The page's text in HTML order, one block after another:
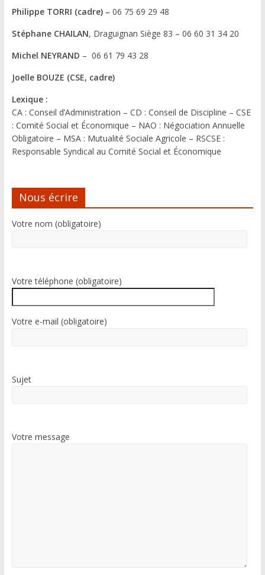
Philippe TORRI (cadre) – 06 75 69 29 48
Stéphane CHAILAN, Draguignan Siège 83 – 06 60 31 34 20
Michel NEYRAND – 06 61 79 43 28
Joelle BOUZE (CSE, cadre)
Lexique :
CA : Conseil d’Administration – CD : Conseil de Discipline – CSE
: Comité Social et Économique – NAO : Négociation Annuelle
Obligatoire – MSA : Mutualité Sociale Agricole – RSCSE :
Responsable Syndical au Comité Social et Économique
Nous écrire
Votre nom (obligatoire)
Votre téléphone (obligatoire)
Votre e-mail (obligatoire)
Sujet
Votre message